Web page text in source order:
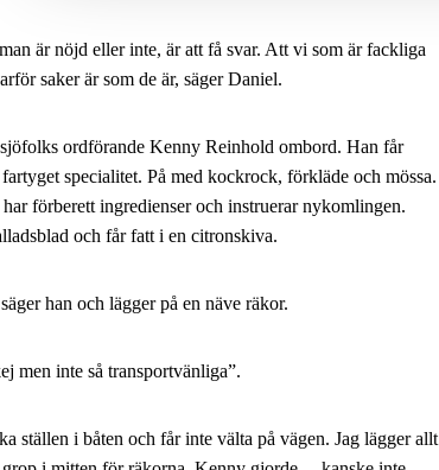
är nöjd eller inte, är att få svar. Att vi som är fackliga
saker är som de är, säger Daniel.
ordförande Kenny Reinhold ombord. Han får
specialitet. På med kockrock, förkläde och mössa.
förberett ingredienser och instruerar nykomlingen.
och får fatt i en citronskiva.
han och lägger på en näve räkor.
men inte så transportvänliga”.
ställen i båten och får inte välta på vägen. Jag lägger allt